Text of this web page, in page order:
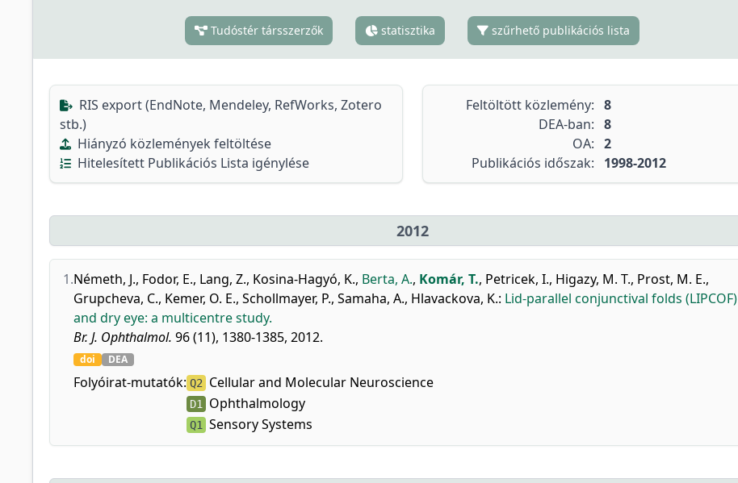
Tudóstér társszerzők statisztika szűrhető publikációs lista
RIS export (EndNote, Mendeley, RefWorks, Zotero
stb.)
Hiányzó közlemények feltöltése
Hitelesített Publikációs Lista igénylése
Feltöltött közlemény: 8
DEA-ban: 8
OA: 2
Publikációs időszak:
1998-2012
2012
1.Németh, J., Fodor, E., Lang, Z., Kosina-Hagyó, K., Berta, A., Komár, T., Petricek, I., Higazy, M. T., Prost, M. E.,
Grupcheva, C., Kemer, O. E., Schollmayer, P., Samaha, A., Hlavackova, K.: Lid-parallel conjunctival folds (LIPCOF)
and dry eye: a multicentre study.
Br. J. Ophthalmol. 96 (11), 1380-1385, 2012.
doi DEA
Folyóirat-mutatók: Q2 Cellular and Molecular Neuroscience
D1 Ophthalmology
Q1 Sensory Systems